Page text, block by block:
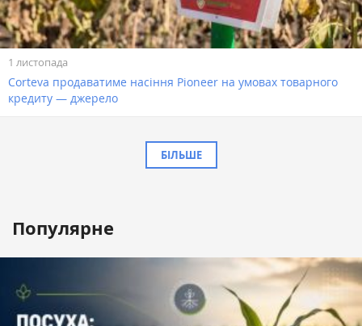
1 листопада
Corteva продаватиме насіння Pioneer на умовах товарного
кредиту — джерело
БІЛЬШЕ
Популярне